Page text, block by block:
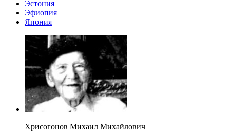
Эстония
Эфиопия
Япония
Хрисогонов Михаил Михайлович